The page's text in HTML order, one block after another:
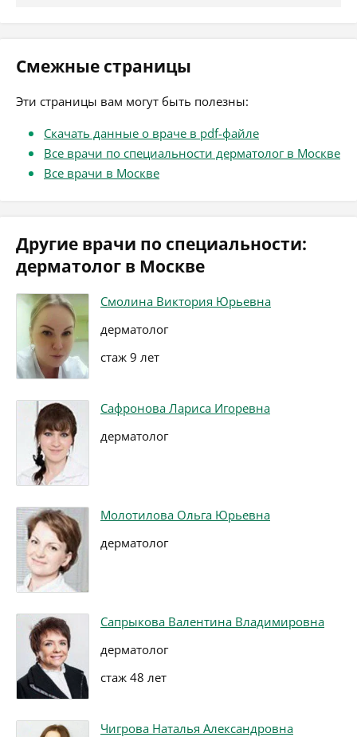
Смежные страницы
Эти страницы вам могут быть полезны:
Скачать данные о враче в pdf-файле
Все врачи по специальности дерматолог в Москве
Все врачи в Москве
Другие врачи по специальности:
дерматолог в Москве
Смолина Виктория Юрьевна
дерматолог
стаж 9 лет
Сафронова Лариса Игоревна
дерматолог
Молотилова Ольга Юрьевна
дерматолог
Сапрыкова Валентина Владимировна
дерматолог
стаж 48 лет
Чигрова Наталья Александровна